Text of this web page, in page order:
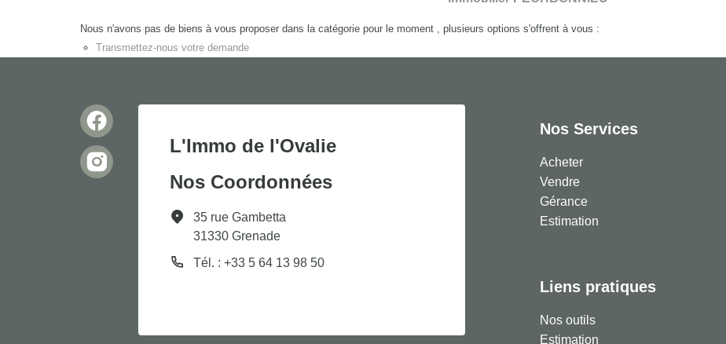
Nous n'avons pas de biens à vous proposer dans la catégorie pour le moment , plusieurs options s'offrent à vous :
Transmettez-nous votre demande
L'Immo de l'Ovalie
Nos Coordonnées
35 rue Gambetta
31330 Grenade
Tél. : +33 5 64 13 98 50
Nos Services
Acheter
Vendre
Gérance
Estimation
Liens pratiques
Nos outils
Estimation